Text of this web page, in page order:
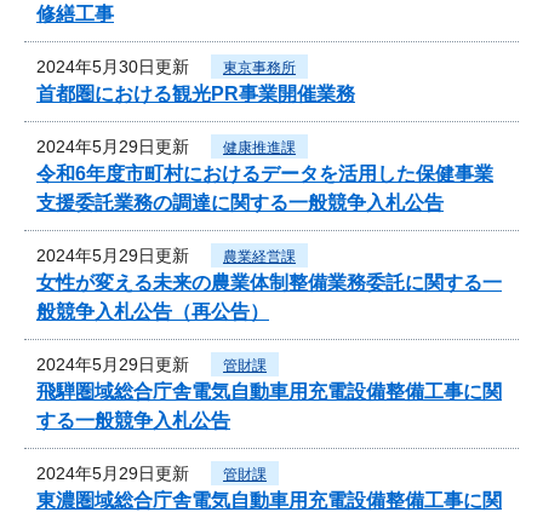
修繕工事
2024年5月30日更新 東京事務所
首都圏における観光PR事業開催業務
2024年5月29日更新 健康推進課
令和6年度市町村におけるデータを活用した保健事業
支援委託業務の調達に関する一般競争入札公告
2024年5月29日更新 農業経営課
女性が変える未来の農業体制整備業務委託に関する一
般競争入札公告（再公告）
2024年5月29日更新 管財課
飛騨圏域総合庁舎電気自動車用充電設備整備工事に関
する一般競争入札公告
2024年5月29日更新 管財課
東濃圏域総合庁舎電気自動車用充電設備整備工事に関